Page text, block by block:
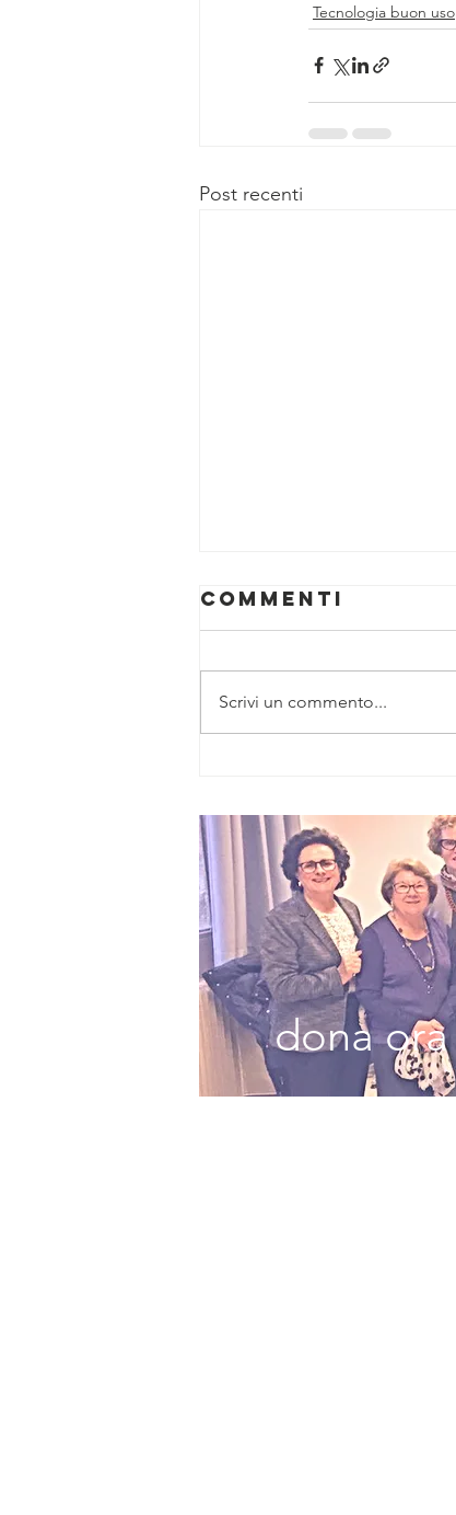
Tecnologia buon uso
Post recenti
milioni per
digitale e
Commenti
Scrivi un commento...
dona